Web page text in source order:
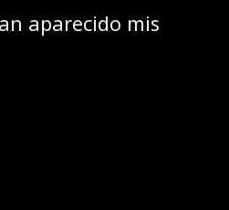
aparecido mis